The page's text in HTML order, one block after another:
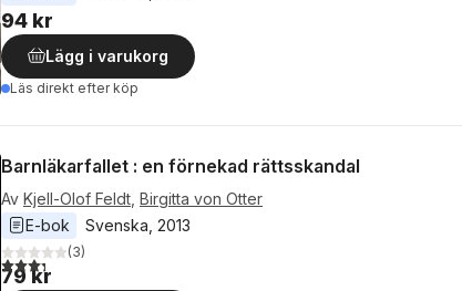
94 kr
Lägg i varukorg
Läs direkt efter köp
Barnläkarfallet : en förnekad rättsskandal
Av Kjell-Olof Feldt Birgitta von Otter
E-bok
Svenska 2013
3,3utav 5 stjärnor. Totalt antal röster:
(3)
79 kr